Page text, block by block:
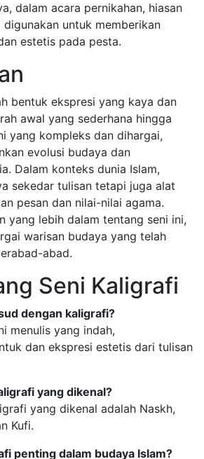
dalam acara pernikahan, hiasan
untuk memberikan
estetis pada pesta.
bentuk ekspresi yang kaya dan
awal yang sederhana hingga
yang kompleks dan dihargai,
evolusi budaya dan
Dalam konteks dunia Islam,
sekedar tulisan tetapi juga alat
pesan dan nilai-nilai agama.
yang lebih dalam tentang seni ini,
warisan budaya yang telah
abad.
Seni Kaligrafi
dengan kaligrafi?
menulis yang indah,
dan ekspresi estetis dari tulisan
yang dikenal?
yang dikenal adalah Naskh,
Kufi.
penting dalam budaya Islam?